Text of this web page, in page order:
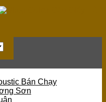
Bán Chạy
Sơn